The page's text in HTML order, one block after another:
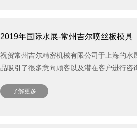
2019年国际水展-常州吉尔喷丝板模具
祝贺常州吉尔精密机械有限公司于上海的
品吸引了很多意向顾客以及潜在客户进行
了解更多